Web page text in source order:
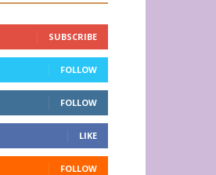
SUBSCRIBE
FOLLOW
FOLLOW
LIKE
FOLLOW